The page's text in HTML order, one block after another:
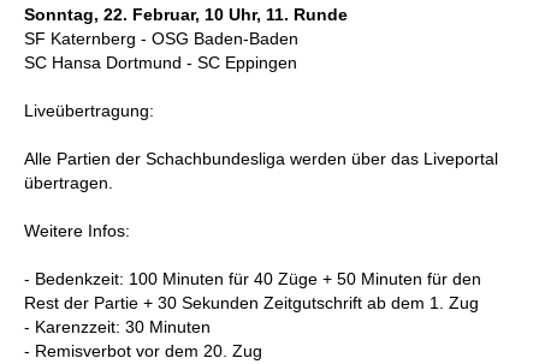
Sonntag, 22. Februar, 10 Uhr, 11. Runde
SF Katernberg - OSG Baden-Baden
SC Hansa Dortmund - SC Eppingen
Liveübertragung:
Alle Partien der Schachbundesliga werden über das Liveportal
übertragen.
Weitere Infos:
- Bedenkzeit: 100 Minuten für 40 Züge + 50 Minuten für den
Rest der Partie + 30 Sekunden Zeitgutschrift ab dem 1. Zug
- Karenzzeit: 30 Minuten
- Remisverbot vor dem 20. Zug